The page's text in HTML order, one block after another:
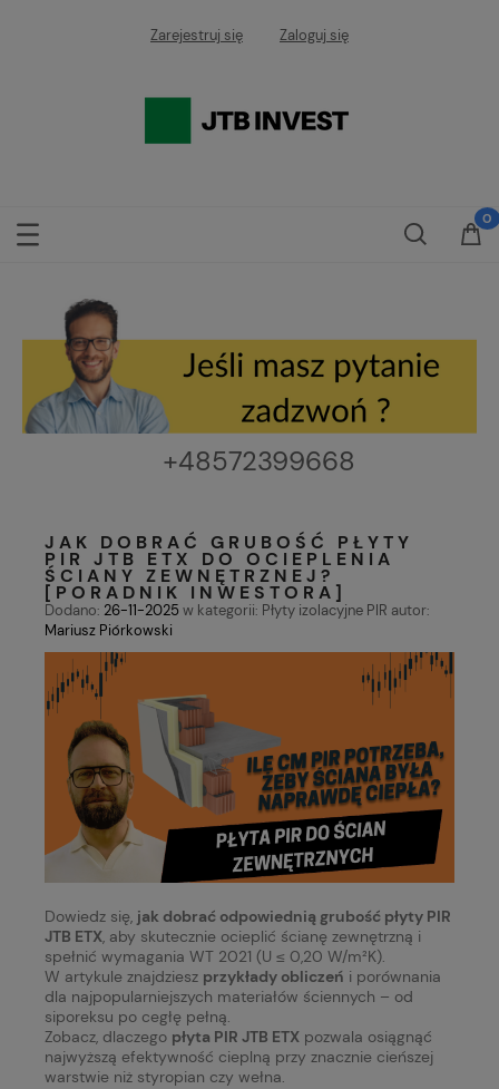
Zarejestruj się Zaloguj się
+48572399668
JAK DOBRAĆ GRUBOŚĆ PŁYTY
PIR JTB ETX DO OCIEPLENIA
ŚCIANY ZEWNĘTRZNEJ?
[PORADNIK INWESTORA]
Dodano: 26-11-2025w kategorii: Płyty izolacyjne PIR autor:
Mariusz Piórkowski
Dowiedz się, jak dobrać odpowiednią grubość płyty PIR
JTB ETX, aby skutecznie ocieplić ścianę zewnętrzną i
spełnić wymagania WT 2021 (U ≤ 0,20 W/m²K).
W artykule znajdziesz przykłady obliczeń i porównania
dla najpopularniejszych materiałów ściennych – od
siporeksu po cegłę pełną.
Zobacz, dlaczego płyta PIR JTB ETX pozwala osiągnąć
najwyższą efektywność cieplną przy znacznie cieńszej
warstwie niż styropian czy wełna.